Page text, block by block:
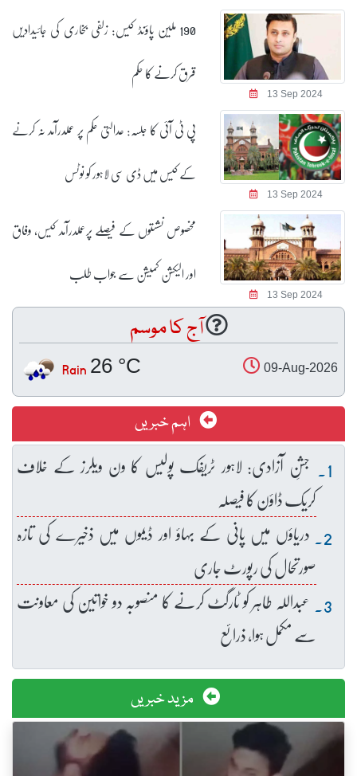
13 Sep 2024
190 ملین پاؤنڈ کیس: زلفی بخاری کی جائیدادیں
قرق کرنے کا حکم
13 Sep 2024
پی ٹی آئی کا جلسہ: عدالتی حکم پر عملدرآمد نہ کرنے
کے کیس میں ڈی سی لاہور کو نوٹس
13 Sep 2024
مخصوص نشستوں کے فیصلے پرعملدرآمد کیس، وفاق
اور الیکشن کمیشن سے جواب طلب
آج کا موسم
09-Aug-2026
26 °C
Rain
اہم خبریں
جشنِ آزادی: لاہور ٹریفک پولیس کا ون ویلرز کے خلاف
کریک ڈاؤن کا فیصلہ
دریاؤں میں پانی کے بہاؤ اور ڈیموں میں ذخیرے کی تازہ
صورتحال کی رپورٹ جاری
عبداللہ طاہر کو ٹارگٹ کرنے کا منصوبہ دو خواتین کی معاونت
سے مکمل ہوا، ذرائع
مزید خبریں